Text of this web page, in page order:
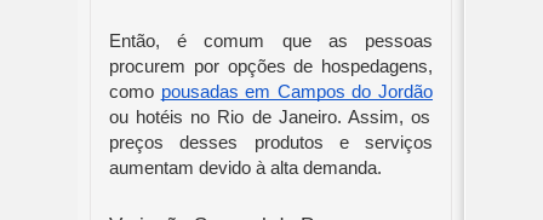
Então, é comum que as pessoas
procurem por opções de hospedagens,
como pousadas em Campos do Jordão
ou hotéis no Rio de Janeiro. Assim, os
preços desses produtos e serviços
aumentam devido à alta demanda.